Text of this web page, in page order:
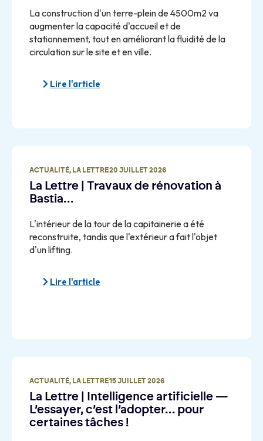
La construction d'un terre-plein de 4500m2 va
augmenter la capacité d'accueil et de
stationnement, tout en améliorant la fluidité de la
circulation sur le site et en ville.
Lire l'article
ACTUALITÉ, LA LETTRE20 JUILLET 2026
La Lettre | Travaux de rénovation à
Bastia…
L'intérieur de la tour de la capitainerie a été
reconstruite, tandis que l'extérieur a fait l'objet
d'un lifting.
Lire l'article
ACTUALITÉ, LA LETTRE15 JUILLET 2026
La Lettre | Intelligence artificielle —
L’essayer, c’est l’adopter… pour
certaines tâches !